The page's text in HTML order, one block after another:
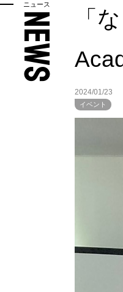
ニュース
NEWS
「
2024/01/23
イベント